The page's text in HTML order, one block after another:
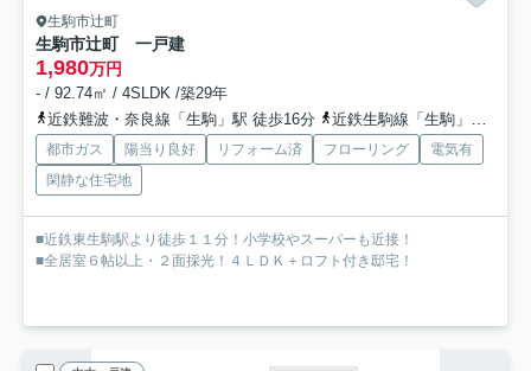
生駒市辻町
生駒市辻町 一戸建
1,980万円
- / 92.74㎡ / 4SLDK /築29年
近鉄難波・奈良線「生駒」駅 徒歩16分
近鉄生駒線「生駒」駅 徒歩16分
都市ガス 陽当り良好 リフォーム済 フローリング
電気有
閑静な住宅地
■近鉄東生駒駅より徒歩１１分！小学校やスーパーも近接！
■全居室６帖以上・２面採光！４ＬＤＫ＋ロフト付き邸宅！